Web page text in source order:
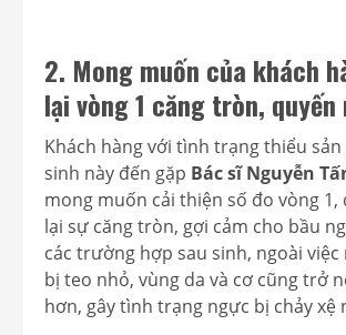
2. Mong muốn của khách
lại vòng 1 căng tròn, quyến
Khách hàng với tình trạng thiểu
sinh này đến gặp Bác sĩ Nguyễn
mong muốn cải thiện số đo vòng 1,
lại sự căng tròn, gợi cảm cho bầu
các trường hợp sau sinh, ngoài việc
bị teo nhỏ, vùng da và cơ cũng trở
hơn, gây tình trạng ngực bị chảy xệ